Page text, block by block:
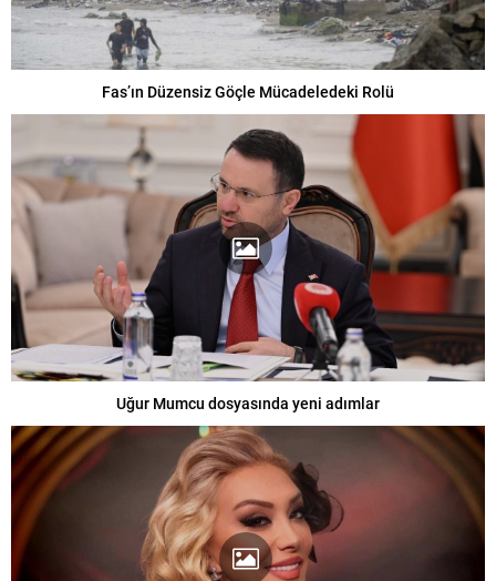
Fas’ın Düzensiz Göçle Mücadeledeki Rolü
Uğur Mumcu dosyasında yeni adımlar